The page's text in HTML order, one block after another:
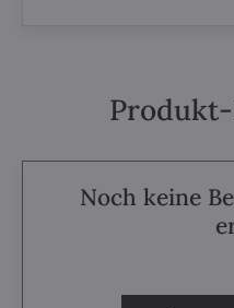
Noch keine